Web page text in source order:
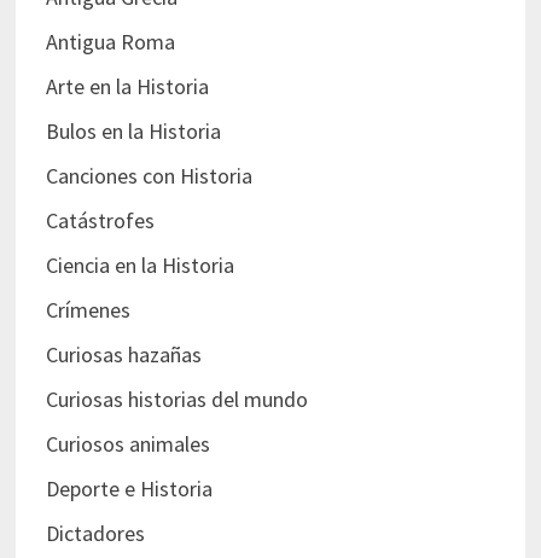
Antigua Roma
Arte en la Historia
Bulos en la Historia
Canciones con Historia
Catástrofes
Ciencia en la Historia
Crímenes
Curiosas hazañas
Curiosas historias del mundo
Curiosos animales
Deporte e Historia
Dictadores